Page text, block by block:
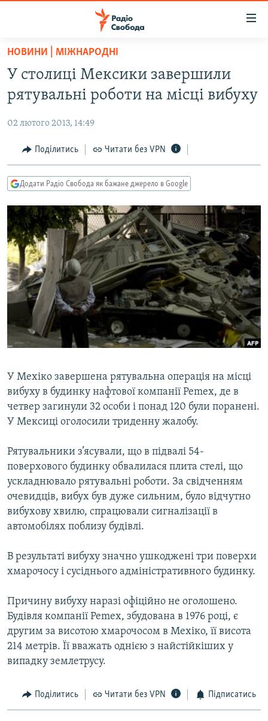
Перейти
основного
матеріалу
Перейти
до
навігації
Перейти
до
ВСЕ ЗА ДОБУ
СТАТТІ
ПОЛІТИКА
ЕКОНОМІКА
КУЛЬТУРА
СПОРТ
УКРАЇНА
СВІТ
ВІЙНА
РОСІЙСЬКА «ФІЛЬТРАЦІЯ»
КРИМ.РЕАЛІЇ
ТИ ЯК?
СХЕМИ
КИТАЙ.ВИКЛИКИ
МУЛЬТИМЕДІА
ФОТО
СПЕЦПРОЄКТИ
ПОДКАСТИ
КРИМ РЕАЛІЇ
РУС
УКР
ДОЛУЧАЙСЯ!
Усі сайти RFE/RL
НОВИНИ | МІЖНАРОДНІ
У столиці Мексики завершили
рятувальні роботи на місці вибуху
02 лютого 2013, 14:49
Поділитись Читати без VPN
Додати Радіо Свобода як бажане джерело в Google
У Мехіко завершена рятувальна операція на місці
вибуху в будинку нафтової компанії Pemex, де в
четвер загинули 32 особи і понад 120 були поранені.
У Мексиці оголосили триденну жалобу.
Рятувальники з’ясували, що в підвалі 54-
поверхового будинку обвалилася плита стелі, що
ускладнювало рятувальні роботи. За свідченням
очевидців, вибух був дуже сильним, було відчутно
вибухову хвилю, спрацювали сигналізації в
автомобілях поблизу будівлі.
В результаті вибуху значно ушкоджені три поверхи
хмарочосу і сусіднього адміністративного будинку.
Причину вибуху наразі офіційно не оголошено.
Будівля компанії Pemex, збудована в 1976 році, є
другим за висотою хмарочосом в Мехіко, її висота
214 метрів. Її вважать однією з найстійкіших у
випадку землетрусу.
Поділитись Читати без VPN Підписатись